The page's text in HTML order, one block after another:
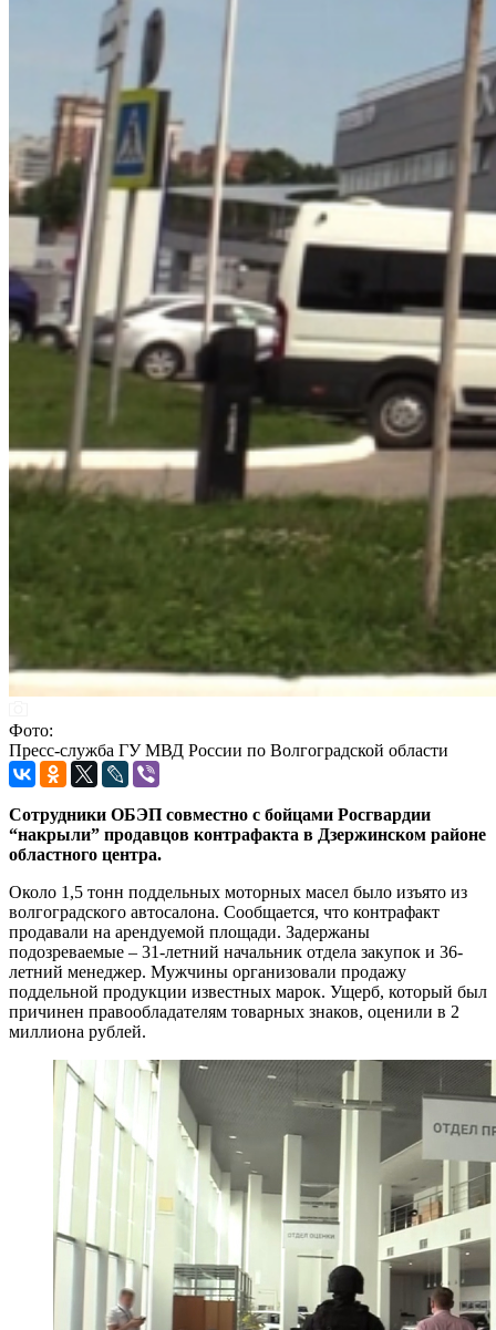
Фото:
Пресс-служба ГУ МВД России по Волгоградской области
Сотрудники ОБЭП совместно с бойцами Росгвардии
“накрыли” продавцов контрафакта в Дзержинском районе
областного центра.
Около 1,5 тонн поддельных моторных масел было изъято из
волгоградского автосалона. Сообщается, что контрафакт
продавали на арендуемой площади. Задержаны
подозреваемые – 31-летний начальник отдела закупок и 36-
летний менеджер. Мужчины организовали продажу
поддельной продукции известных марок. Ущерб, который был
причинен правообладателям товарных знаков, оценили в 2
миллиона рублей.